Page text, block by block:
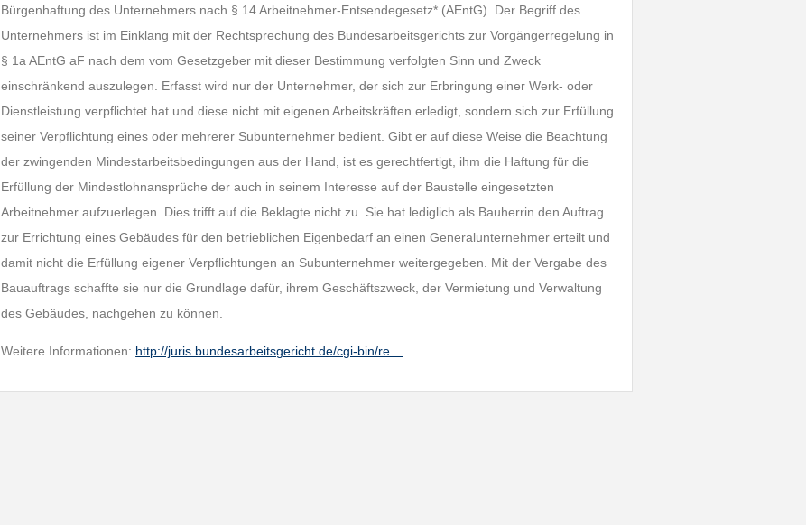
Bürgenhaftung des Unternehmers nach § 14 Arbeitnehmer-Entsendegesetz* (AEntG). Der Begriff des
Unternehmers ist im Einklang mit der Rechtsprechung des Bundesarbeitsgerichts zur Vorgängerregelung in
§ 1a AEntG aF nach dem vom Gesetzgeber mit dieser Bestimmung verfolgten Sinn und Zweck
einschränkend auszulegen. Erfasst wird nur der Unternehmer, der sich zur Erbringung einer Werk- oder
Dienstleistung verpflichtet hat und diese nicht mit eigenen Arbeitskräften erledigt, sondern sich zur Erfüllung
seiner Verpflichtung eines oder mehrerer Subunternehmer bedient. Gibt er auf diese Weise die Beachtung
der zwingenden Mindestarbeitsbedingungen aus der Hand, ist es gerechtfertigt, ihm die Haftung für die
Erfüllung der Mindestlohnansprüche der auch in seinem Interesse auf der Baustelle eingesetzten
Arbeitnehmer aufzuerlegen. Dies trifft auf die Beklagte nicht zu. Sie hat lediglich als Bauherrin den Auftrag
zur Errichtung eines Gebäudes für den betrieblichen Eigenbedarf an einen Generalunternehmer erteilt und
damit nicht die Erfüllung eigener Verpflichtungen an Subunternehmer weitergegeben. Mit der Vergabe des
Bauauftrags schaffte sie nur die Grundlage dafür, ihrem Geschäftszweck, der Vermietung und Verwaltung
des Gebäudes, nachgehen zu können.
Weitere Informationen: http://juris.bundesarbeitsgericht.de/cgi-bin/re…